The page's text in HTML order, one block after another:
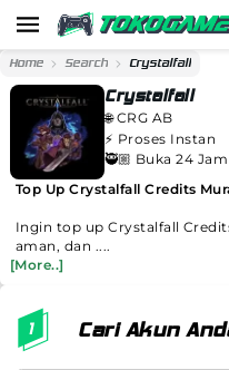
Home Search Crystalfall
Crystalfall
🌐CRG AB
⚡️ Proses Instan
🥷🏼 Buka 24
Top Up Crystalfall Credits
Ingin top up Crystalfall
aman, dan ....
[More..]
Cari Akun